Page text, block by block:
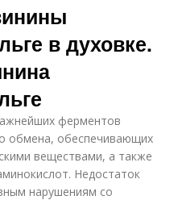
в духовке.
ферментов
обмена, обеспечивающих
веществами, а также
Недостаток
нарушениям со